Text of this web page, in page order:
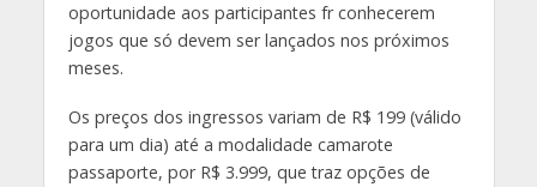
oportunidade aos participantes fr conhecerem
jogos que só devem ser lançados nos próximos
meses.
Os preços dos ingressos variam de R$ 199 (válido
para um dia) até a modalidade camarote
passaporte, por R$ 3.999, que traz opções de